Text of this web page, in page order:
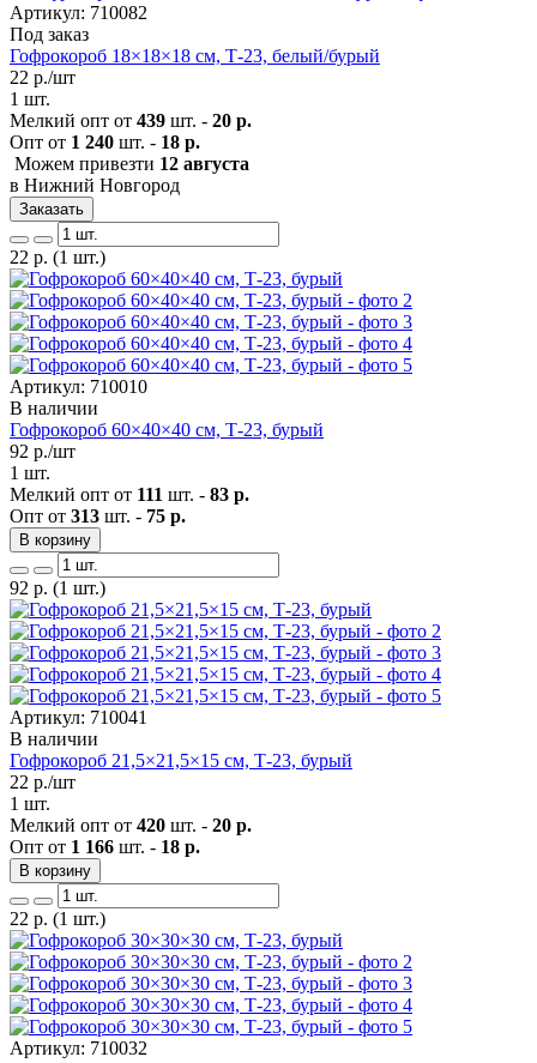
Артикул: 710082
Под заказ
Гофрокороб 18×18×18 см, Т-23, белый/бурый
22 р./шт
1 шт.
Мелкий опт от 439 шт. - 20 р.
Опт от 1 240 шт. - 18 р.
Можем привезти 12 августа
в Нижний Новгород
Заказать
22 р. (1 шт.)
Артикул: 710010
В наличии
Гофрокороб 60×40×40 см, Т-23, бурый
92 р./шт
1 шт.
Мелкий опт от 111 шт. - 83 р.
Опт от 313 шт. - 75 р.
В корзину
92 р. (1 шт.)
Артикул: 710041
В наличии
Гофрокороб 21,5×21,5×15 см, Т-23, бурый
22 р./шт
1 шт.
Мелкий опт от 420 шт. - 20 р.
Опт от 1 166 шт. - 18 р.
В корзину
22 р. (1 шт.)
Артикул: 710032